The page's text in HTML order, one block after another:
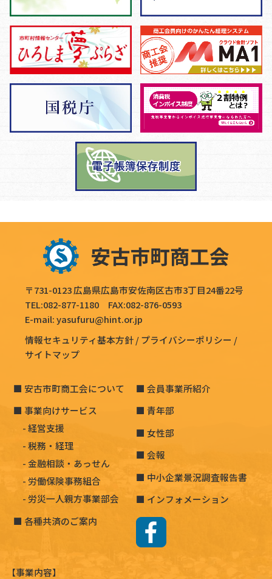
〒731-0123 広島県広島市安佐南区古市3丁目24番22号
TEL:082-877-1180
FAX:082-876-0593
E-mail:yasufuru@hint.or.jp
情報セキュリティ基本方針
プライバシーポリシー
サイトマップ
安古市町商工会について
事業向けサービス
経営支援
税務・経理
金融相談・あっせん
労働保険事務組合
労災一人親方事業部会
各種共済のご案内
会員事業所紹介
青年部
女性部
会報
中小企業景況調査報告書
インフォメーション
【事業内容】